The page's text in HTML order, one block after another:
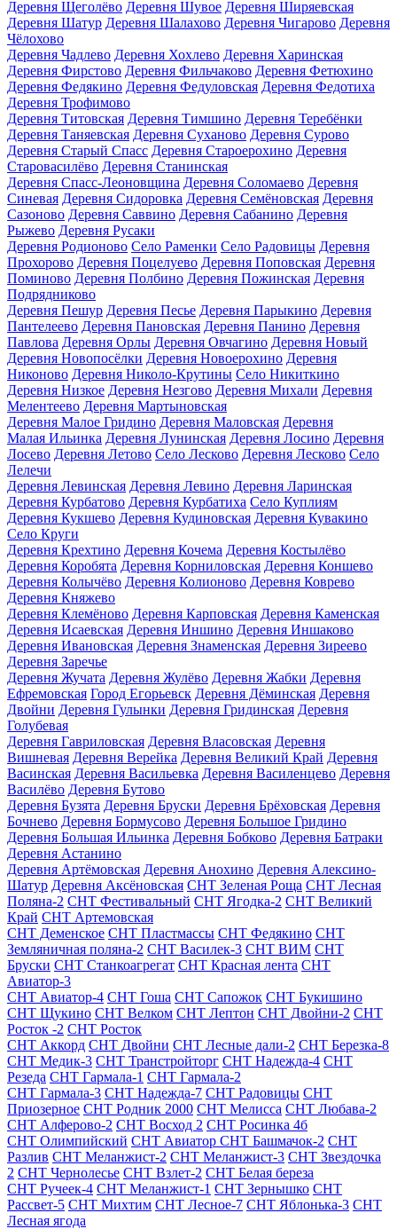
Деревня Щеголёво Деревня Шувое Деревня Ширяевская
Деревня Шатур Деревня Шалахово Деревня Чигарово Деревня
Чёлохово
Деревня Чадлево Деревня Хохлево Деревня Харинская
Деревня Фирстово Деревня Фильчаково Деревня Фетюхино
Деревня Федякино Деревня Федуловская Деревня Федотиха
Деревня Трофимово
Деревня Титовская Деревня Тимшино Деревня Теребёнки
Деревня Таняевская Деревня Суханово Деревня Сурово
Деревня Старый Спасс Деревня Староерохино Деревня
Старовасилёво Деревня Станинская
Деревня Спасс-Леоновщина Деревня Соломаево Деревня
Синевая Деревня Сидоровка Деревня Семёновская Деревня
Сазоново Деревня Саввино Деревня Сабанино Деревня
Рыжево Деревня Русаки
Деревня Родионово Село Раменки Село Радовицы Деревня
Прохорово Деревня Поцелуево Деревня Поповская Деревня
Поминово Деревня Полбино Деревня Пожинская Деревня
Подрядниково
Деревня Пешур Деревня Песье Деревня Парыкино Деревня
Пантелеево Деревня Пановская Деревня Панино Деревня
Павлова Деревня Орлы Деревня Овчагино Деревня Новый
Деревня Новопосёлки Деревня Новоерохино Деревня
Никоново Деревня Николо-Крутины Село Никиткино
Деревня Низкое Деревня Незгово Деревня Михали Деревня
Мелентеево Деревня Мартыновская
Деревня Малое Гридино Деревня Маловская Деревня
Малая Ильинка Деревня Лунинская Деревня Лосино Деревня
Лосево Деревня Летово Село Лесково Деревня Лесково Село
Лелечи
Деревня Левинская Деревня Левино Деревня Ларинская
Деревня Курбатово Деревня Курбатиха Село Куплиям
Деревня Кукшево Деревня Кудиновская Деревня Кувакино
Село Круги
Деревня Крехтино Деревня Кочема Деревня Костылёво
Деревня Коробята Деревня Корниловская Деревня Коншево
Деревня Колычёво Деревня Колионово Деревня Коврево
Деревня Княжево
Деревня Клемёново Деревня Карповская Деревня Каменская
Деревня Исаевская Деревня Иншино Деревня Иншаково
Деревня Ивановская Деревня Знаменская Деревня Зиреево
Деревня Заречье
Деревня Жучата Деревня Жулёво Деревня Жабки Деревня
Ефремовская Город Егорьевск Деревня Дёминская Деревня
Двойни Деревня Гулынки Деревня Гридинская Деревня
Голубевая
Деревня Гавриловская Деревня Власовская Деревня
Вишневая Деревня Верейка Деревня Великий Край Деревня
Васинская Деревня Васильевка Деревня Василенцево Деревня
Василёво Деревня Бутово
Деревня Бузята Деревня Бруски Деревня Брёховская Деревня
Бочнево Деревня Бормусово Деревня Большое Гридино
Деревня Большая Ильинка Деревня Бобково Деревня Батраки
Деревня Астанино
Деревня Артёмовская Деревня Анохино Деревня Алексино-
Шатур Деревня Аксёновская СНТ Зеленая Роща СНТ Лесная
Поляна-2 СНТ Фестивальный СНТ Ягодка-2 СНТ Великий
Край СНТ Артемовская
СНТ Деменское СНТ Пластмассы СНТ Федякино СНТ
Земляничная поляна-2 СНТ Василек-3 СНТ ВИМ СНТ
Бруски СНТ Станкоагрегат СНТ Красная лента СНТ
Авиатор-3
СНТ Авиатор-4 СНТ Гоша СНТ Сапожок СНТ Букишино
СНТ Щукино СНТ Велком СНТ Лептон СНТ Двойни-2 СНТ
Росток -2 СНТ Росток
СНТ Аккорд СНТ Двойни СНТ Лесные дали-2 СНТ Березка-8
СНТ Медик-3 СНТ Транстройторг СНТ Надежда-4 СНТ
Резеда СНТ Гармала-1 СНТ Гармала-2
СНТ Гармала-3 СНТ Надежда-7 СНТ Радовицы СНТ
Приозерное СНТ Родник 2000 СНТ Мелисса СНТ Любава-2
СНТ Алферово-2 СНТ Восход 2 СНТ Росинка 4б
СНТ Олимпийский СНТ Авиатор СНТ Башмачок-2 СНТ
Разлив СНТ Меланжист-2 СНТ Меланжист-3 СНТ Звездочка
2 СНТ Чернолесье СНТ Взлет-2 СНТ Белая береза
СНТ Ручеек-4 СНТ Меланжист-1 СНТ Зернышко СНТ
Рассвет-5 СНТ Михтим СНТ Лесное-7 СНТ Яблонька-3 СНТ
Лесная ягода